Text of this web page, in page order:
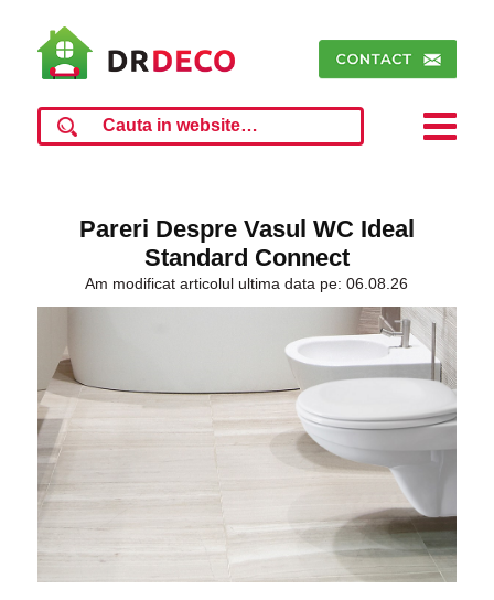
Pareri Despre Vasul WC Ideal
Standard Connect
Am modificat articolul ultima data pe: 06.08.26